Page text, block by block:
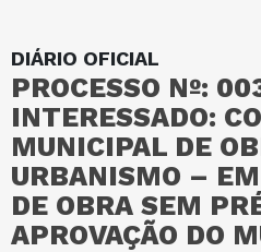
DIÁRIO OFICIAL
PROCESSO Nº:
INTERESSADO:
MUNICIPAL DE
URBANISMO –
DE OBRA SEM
APROVAÇÃO DO
MAPA DO SITE
PORTAL DA
E-SIC